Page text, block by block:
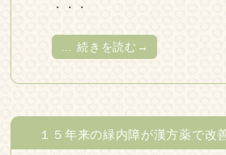
・・・
… 続きを読む→
１５年来の緑内障が漢方薬で改